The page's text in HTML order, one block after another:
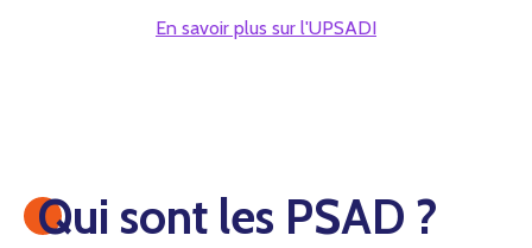
En savoir plus sur l'UPSADI
Qui sont les PSAD ?